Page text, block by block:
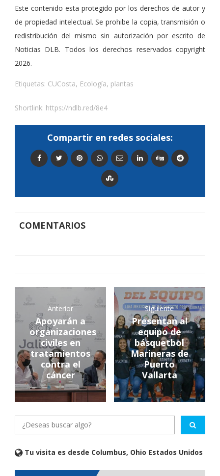
Este contenido esta protegido por los derechos de autor y
de propiedad intelectual. Se prohibe la copia, transmisión o
redistribución del mismo sin autorización por escrito de
Noticias DLB. Todos los derechos reservados copyright
2026.
Etiquetas: CUCosta, Ecología, plantas
Shortlink: https://ndlb.red/8e4
Compartir en redes sociales:
COMENTARIOS
Anterior
Apoyarán a
organizaciones
civiles en
tratamientos
contra el
cáncer
Siguiente
Presentan al
equipo de
básquetbol
Marineras de
Puerto
Vallarta
Tu visita es desde Columbus, Ohio Estados Unidos